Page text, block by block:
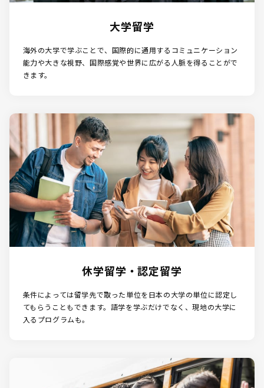
大学留学
海外の大学で学ぶことで、国際的に通用するコミュニケーション
能力や大きな視野、国際感覚や世界に広がる人脈を得ることがで
きます。
休学留学・認定留学
条件によっては留学先で取った単位を日本の大学の単位に認定し
てもらうこともできます。語学を学ぶだけでなく、現地の大学に
入るプログラムも。